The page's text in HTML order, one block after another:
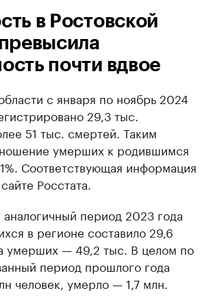
в Ростовской
почти вдвое
с января по ноябрь 2024
29,3 тыс.
51 тыс. смертей. Таким
умерших к родившимся
Соответствующая информация
Росстата.
аналогичный период 2023 года
в регионе составило 29,6
умерших — 49,2 тыс. В целом по
период прошлого года
человек, умерло — 1,7 млн.